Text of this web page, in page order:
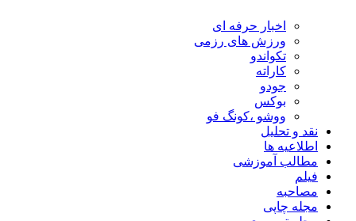
اخبار حرفه ای
ورزش های رزمی
تکواندو
کاراته
جودو
بوکس
ووشو ،کونگ فو
نقد و تحلیل
اطلاعیه ها
مطالب آموزشی
فیلم
مصاحبه
مجله چاپی